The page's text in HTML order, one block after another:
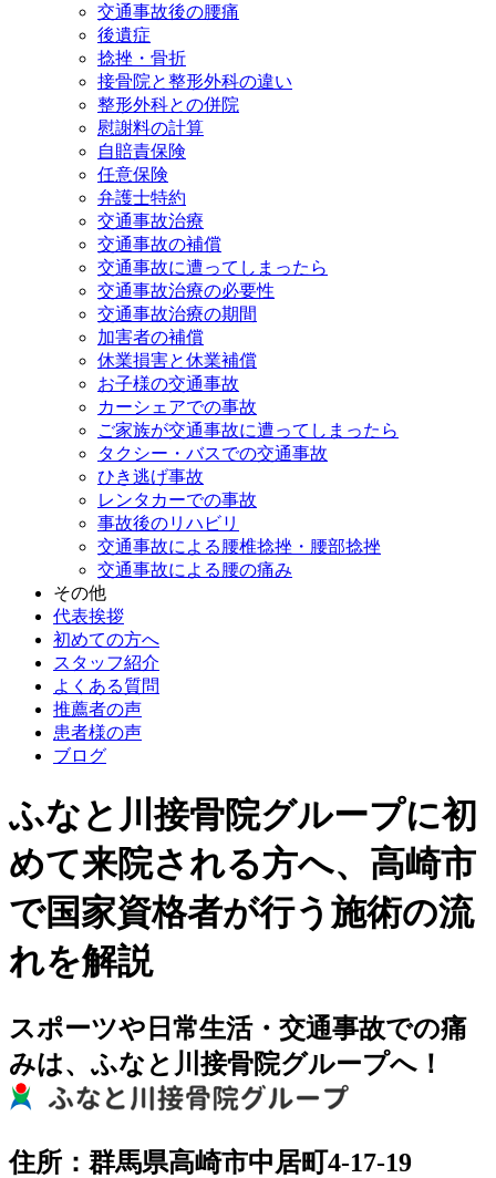
交通事故後の腰痛
後遺症
捻挫・骨折
接骨院と整形外科の違い
整形外科との併院
慰謝料の計算
自賠責保険
任意保険
弁護士特約
交通事故治療
交通事故の補償
交通事故に遭ってしまったら
交通事故治療の必要性
交通事故治療の期間
加害者の補償
休業損害と休業補償
お子様の交通事故
カーシェアでの事故
ご家族が交通事故に遭ってしまったら
タクシー・バスでの交通事故
ひき逃げ事故
レンタカーでの事故
事故後のリハビリ
交通事故による腰椎捻挫・腰部捻挫
交通事故による腰の痛み
その他
代表挨拶
初めての方へ
スタッフ紹介
よくある質問
推薦者の声
患者様の声
ブログ
ふなと川接骨院グループに初
めて来院される方へ、高崎市
で国家資格者が行う施術の流
れを解説
スポーツや日常生活・交通事故での痛
みは、ふなと川接骨院グループへ！
住所：群馬県高崎市中居町4-17-19